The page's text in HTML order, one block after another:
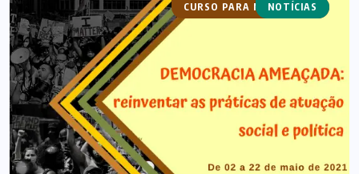
CURSO PARA MILITANTES
NOTÍCIAS